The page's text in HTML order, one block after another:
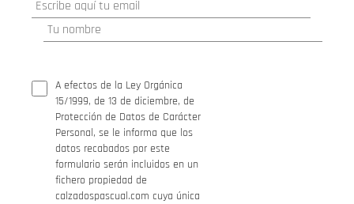
A efectos de la Ley Orgánica
15/1999, de 13 de diciembre, de
Protección de Datos de Carácter
Personal, se le informa que los
datos recabados por este
formulario serán incluidos en un
fichero propiedad de
calzadospascual.com cuya única